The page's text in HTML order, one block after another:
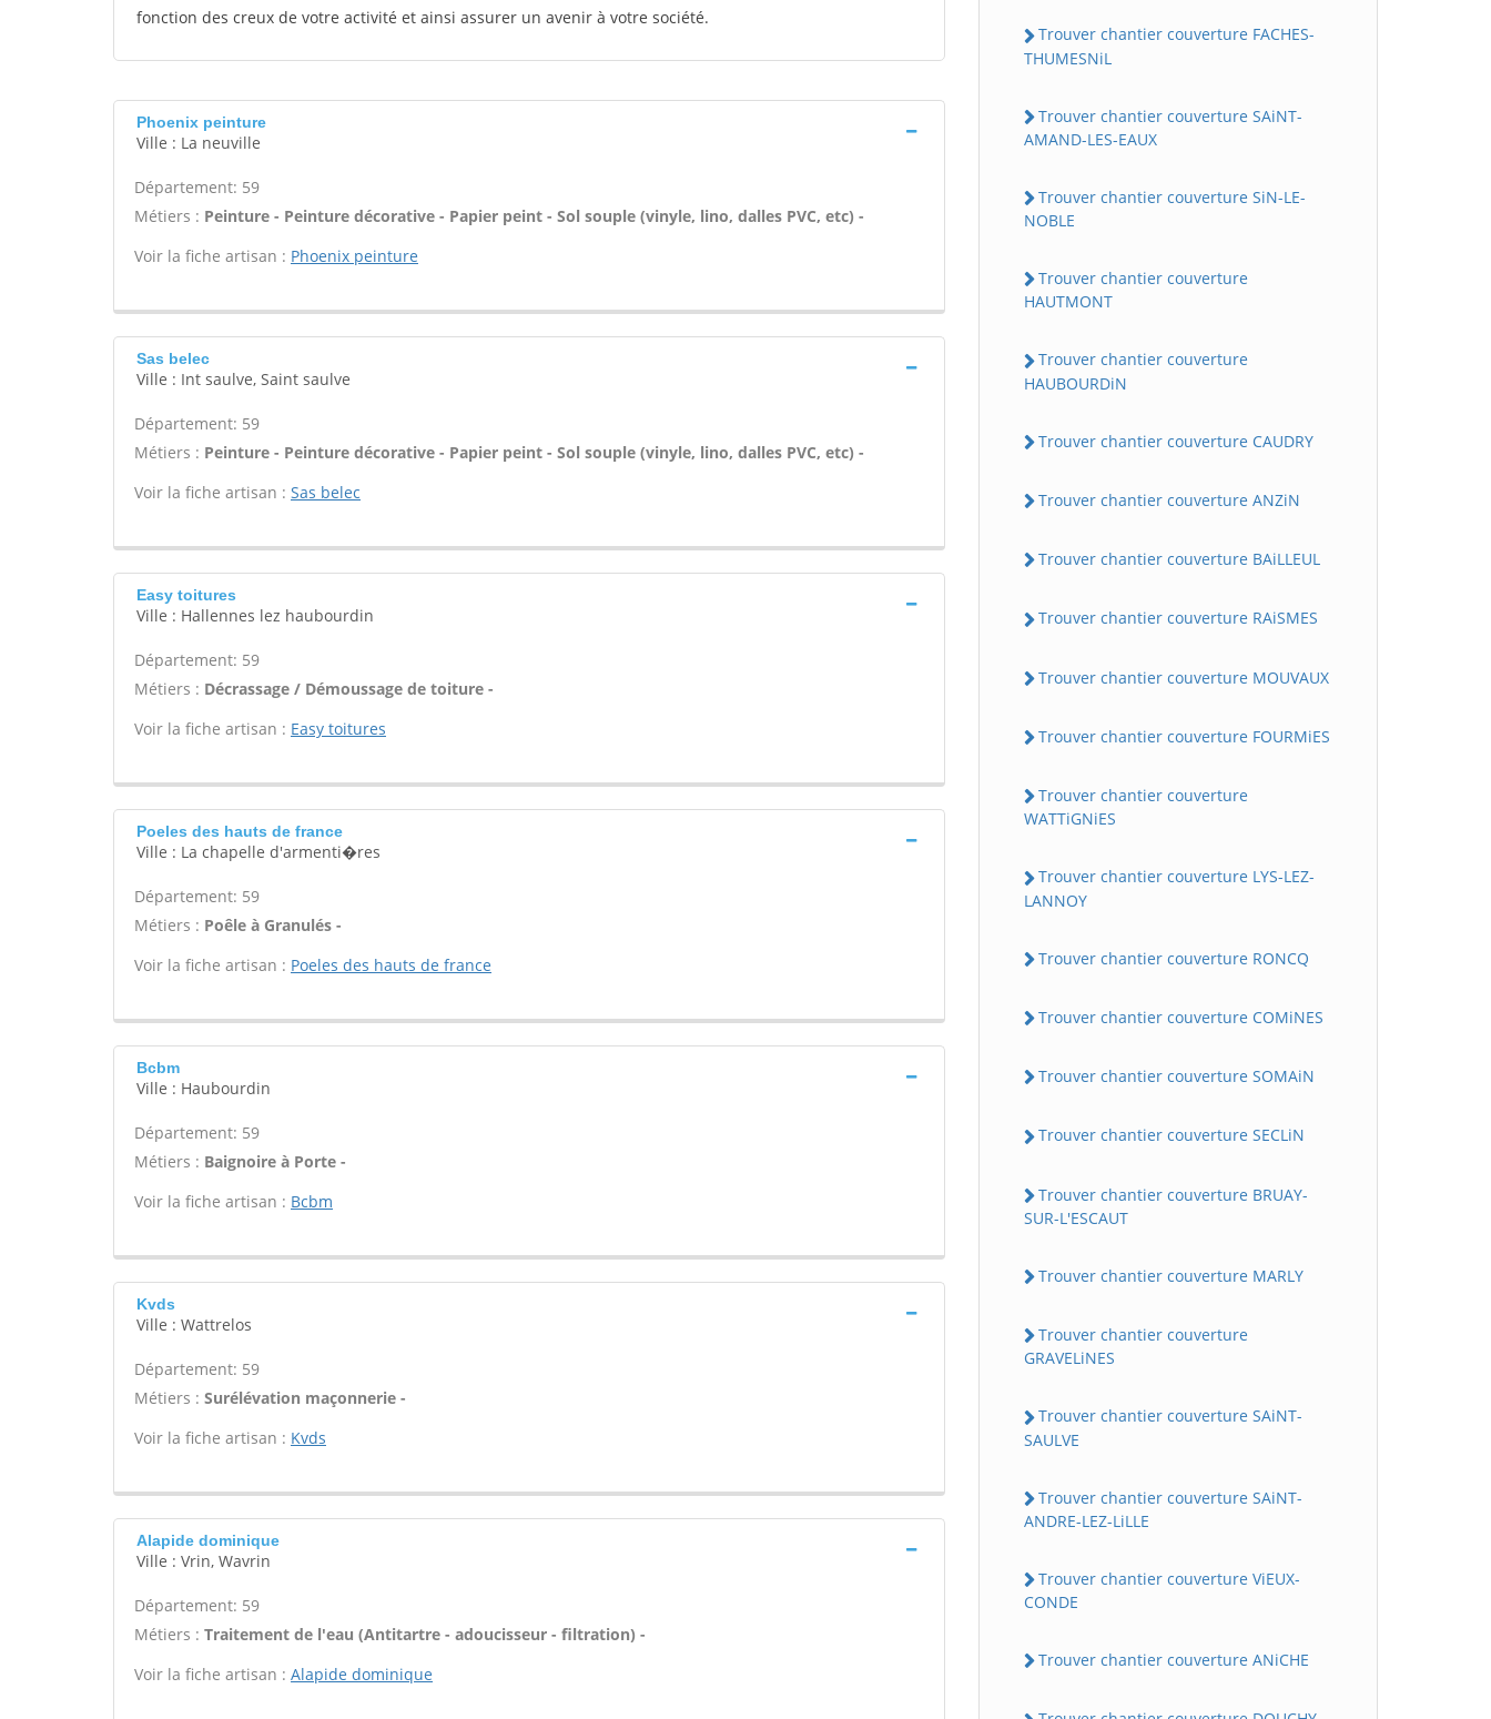
fonction des creux de votre activité et ainsi assurer un avenir à votre société.
Phoenix peinture
Ville : La neuville
Département: 59
Métiers : Peinture - Peinture décorative - Papier peint - Sol souple (vinyle, lino, dalles PVC, etc) -
Voir la fiche artisan : Phoenix peinture
Sas belec
Ville : Int saulve, Saint saulve
Département: 59
Métiers : Peinture - Peinture décorative - Papier peint - Sol souple (vinyle, lino, dalles PVC, etc) -
Voir la fiche artisan : Sas belec
Easy toitures
Ville : Hallennes lez haubourdin
Département: 59
Métiers : Décrassage / Démoussage de toiture -
Voir la fiche artisan : Easy toitures
Poeles des hauts de france
Ville : La chapelle d'armenti�res
Département: 59
Métiers : Poêle à Granulés -
Voir la fiche artisan : Poeles des hauts de france
Bcbm
Ville : Haubourdin
Département: 59
Métiers : Baignoire à Porte -
Voir la fiche artisan : Bcbm
Kvds
Ville : Wattrelos
Département: 59
Métiers : Surélévation maçonnerie -
Voir la fiche artisan : Kvds
Alapide dominique
Ville : Vrin, Wavrin
Département: 59
Métiers : Traitement de l'eau (Antitartre - adoucisseur - filtration) -
Voir la fiche artisan : Alapide dominique
Trouver chantier couverture FACHES-
THUMESNiL
Trouver chantier couverture SAiNT-
AMAND-LES-EAUX
Trouver chantier couverture SiN-LE-
NOBLE
Trouver chantier couverture
HAUTMONT
Trouver chantier couverture
HAUBOURDiN
Trouver chantier couverture CAUDRY
Trouver chantier couverture ANZiN
Trouver chantier couverture BAiLLEUL
Trouver chantier couverture RAiSMES
Trouver chantier couverture MOUVAUX
Trouver chantier couverture FOURMiES
Trouver chantier couverture
WATTiGNiES
Trouver chantier couverture LYS-LEZ-
LANNOY
Trouver chantier couverture RONCQ
Trouver chantier couverture COMiNES
Trouver chantier couverture SOMAiN
Trouver chantier couverture SECLiN
Trouver chantier couverture BRUAY-
SUR-L'ESCAUT
Trouver chantier couverture MARLY
Trouver chantier couverture
GRAVELiNES
Trouver chantier couverture SAiNT-
SAULVE
Trouver chantier couverture SAiNT-
ANDRE-LEZ-LiLLE
Trouver chantier couverture ViEUX-
CONDE
Trouver chantier couverture ANiCHE